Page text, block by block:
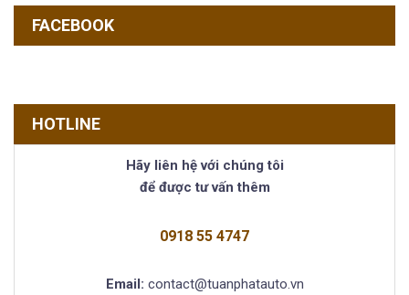
FACEBOOK
HOTLINE
Hãy liên hệ với chúng tôi
để được tư vấn thêm
0918 55 4747
Email: contact@tuanphatauto.vn